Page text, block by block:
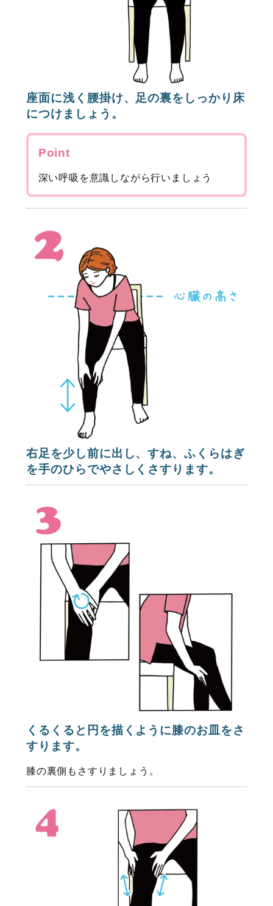
座面に浅く腰掛け、足の裏をしっかり床
につけましょう。
Point
深い呼吸を意識しながら行いましょう
右足を少し前に出し、すね、ふくらはぎ
を手のひらでやさしくさすります。
くるくると円を描くように膝のお皿をさ
すります。
膝の裏側もさすりましょう。